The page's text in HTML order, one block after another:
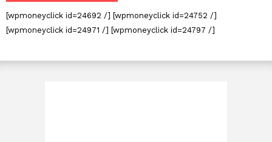
[wpmoneyclick id=24692 /] [wpmoneyclick id=24752 /]
[wpmoneyclick id=24971 /] [wpmoneyclick id=24797 /]